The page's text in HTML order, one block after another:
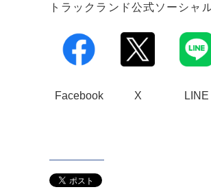
トラックランド公式ソーシャ
Facebook X LINE